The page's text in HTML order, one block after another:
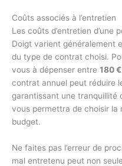
Coûts associés à l’entretien
Les coûts d’entretien d’une
Doigt varient généralement
du type de contrat choisi.
vous à dépenser entre 180
contrat annuel peut réduire
garantissant une tranquillité
vous permettra de choisir la
budget.
Ne faites pas l’erreur de
mal entretenu peut non